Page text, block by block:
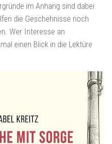
im Anhang sind dabei
die Geschehnisse noch
Wer Interesse an
einen Blick in die Lektüre